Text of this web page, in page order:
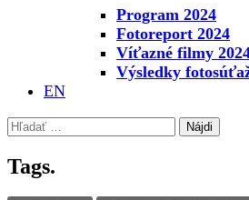
Program 2024
Fotoreport 2024
Víťazné filmy
Výsledky
EN
Hľadať:
Tags.